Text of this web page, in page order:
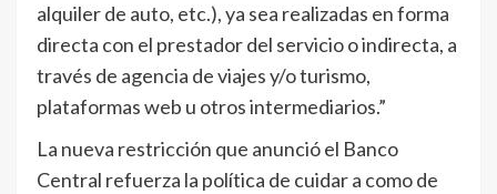
alquiler de auto, etc.), ya sea realizadas en forma
directa con el prestador del servicio o indirecta, a
través de agencia de viajes y/o turismo,
plataformas web u otros intermediarios.”
La nueva restricción que anunció el Banco
Central refuerza la política de cuidar a como de